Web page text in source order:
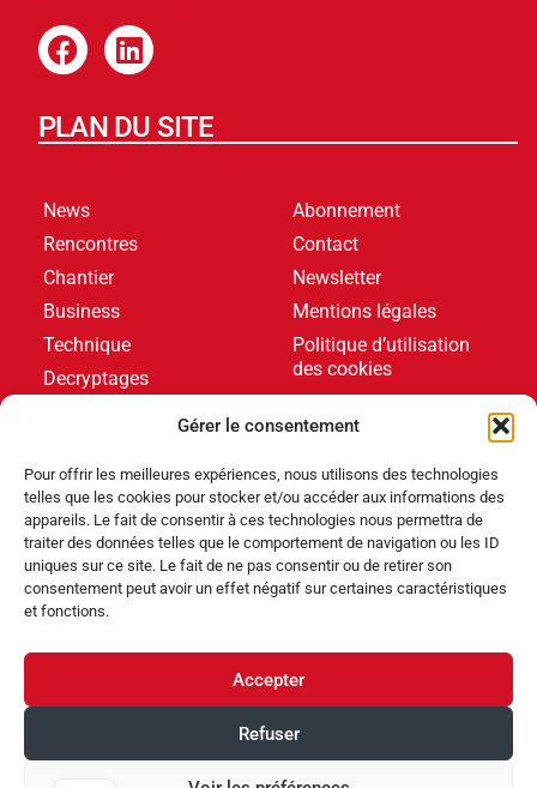
Gérer le consentement
Pour offrir les meilleures expériences, nous utilisons des technologies
telles que les cookies pour stocker et/ou accéder aux informations des
appareils. Le fait de consentir à ces technologies nous permettra de
traiter des données telles que le comportement de navigation ou les ID
uniques sur ce site. Le fait de ne pas consentir ou de retirer son
consentement peut avoir un effet négatif sur certaines caractéristiques
et fonctions.
Accepter
Refuser
PLAN DU SITE
News
Rencontres
Chantier
Business
Technique
Decryptages
Abonnement
Contact
Newsletter
Mentions légales
Politique d’utilisation
des cookies
DERNIERS ARTICLES
Événements,Produits
ses pompes à chaleur Poolex MegaLine Fi
ABRIBLUE lance SELFEEX, une fixation automatique
pour simplifier l’utilisation des volets immergés